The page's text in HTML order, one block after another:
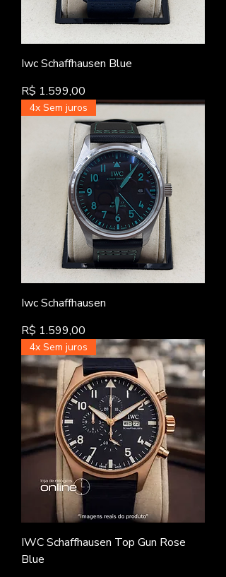
Iwc Schaffhausen Blue
Preço
R$ 1.599,00
4x Sem juros
Iwc Schaffhausen
Preço
R$ 1.599,00
4x Sem juros
IWC Schaffhausen Top Gun Rose
Blue